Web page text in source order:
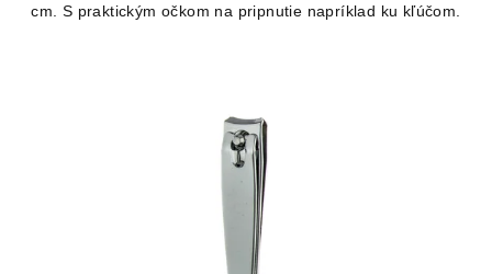
cm. S praktickým očkom na pripnutie napríklad ku kľúčom.